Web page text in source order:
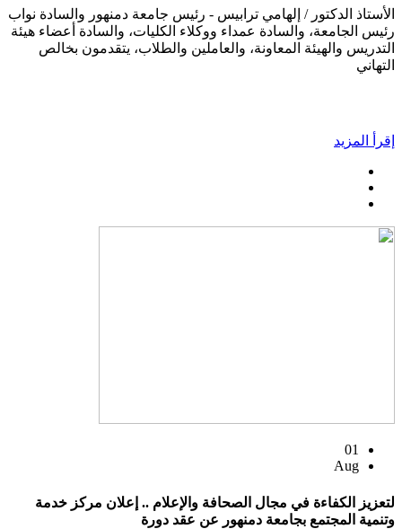
الأستاذ الدكتور / إلهامي ترابيس - رئيس جامعة دمنهور والسادة نواب
رئيس الجامعة، والسادة عمداء ووكلاء الكليات، والسادة أعضاء هيئة
التدريس والهيئة المعاونة، والعاملين والطلاب، يتقدمون بخالص
التهاني
إقرأ المزيد
01
Aug
لتعزيز الكفاءة في مجال الصحافة والإعلام .. إعلان مركز خدمة
وتنمية المجتمع بجامعة دمنهور عن عقد دورة